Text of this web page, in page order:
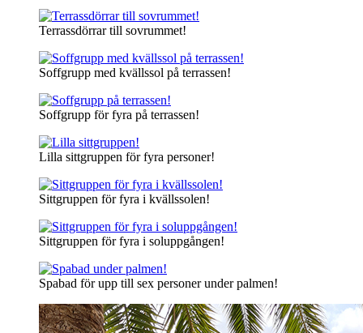
Terrassdörrar till sovrummet!
Soffgrupp med kvällssol på terrassen!
Soffgrupp för fyra på terrassen!
Lilla sittgruppen för fyra personer!
Sittgruppen för fyra i kvällssolen!
Sittgruppen för fyra i soluppgången!
Spabad för upp till sex personer under palmen!